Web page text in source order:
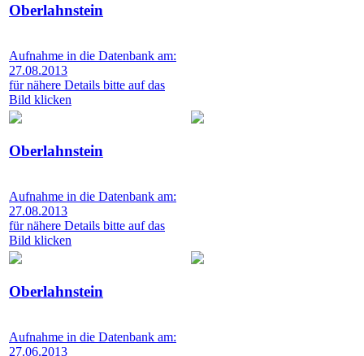
Oberlahnstein
Aufnahme in die Datenbank am:
27.08.2013
für nähere Details bitte auf das
Bild klicken
Oberlahnstein
Aufnahme in die Datenbank am:
27.08.2013
für nähere Details bitte auf das
Bild klicken
Oberlahnstein
Aufnahme in die Datenbank am:
27.06.2013